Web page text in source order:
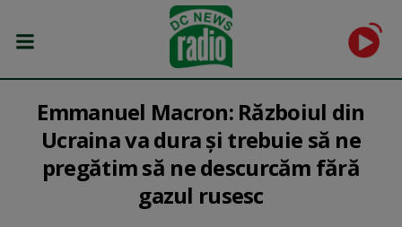
Emmanuel Macron: Războiul din
Ucraina va dura şi trebuie să ne
pregătim să ne descurcăm fără
gazul rusesc